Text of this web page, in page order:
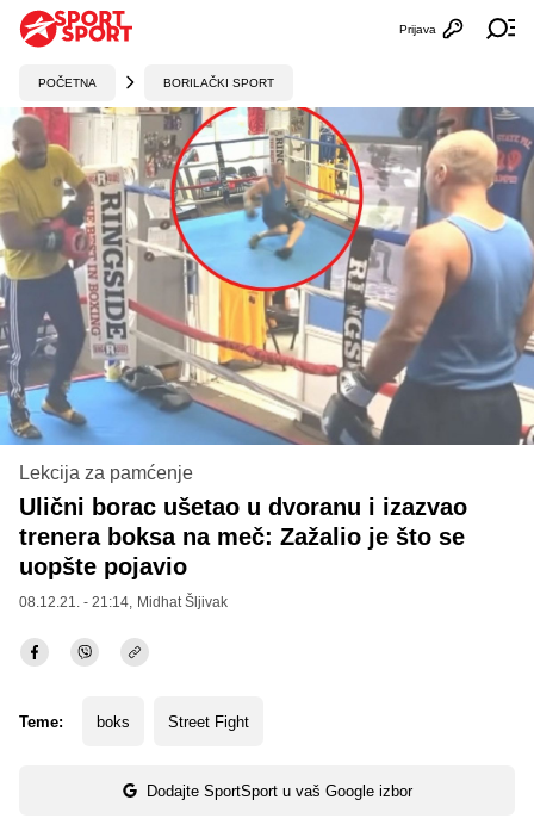
Otvori
Prijava
POČETNA BORILAČKI SPORT
Lekcija za pamćenje
Ulični borac ušetao u dvoranu i izazvao
trenera boksa na meč: Zažalio je što se
uopšte pojavio
08.12.21. - 21:14, Midhat Šljivak
Teme: boks Street Fight
Dodajte SportSport u vaš Google izbor